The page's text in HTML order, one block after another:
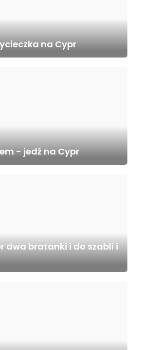
na Cypr
- jedź na Cypr
dwa bratanki i do szabli i